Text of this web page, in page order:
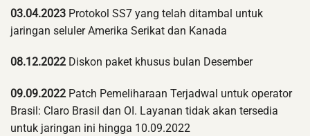
03.04.2023 Protokol SS7 yang telah ditambal untuk
jaringan seluler Amerika Serikat dan Kanada
08.12.2022 Diskon paket khusus bulan Desember
09.09.2022 Patch Pemeliharaan Terjadwal untuk operator
Brasil: Claro Brasil dan OI. Layanan tidak akan tersedia
untuk jaringan ini hingga 10.09.2022